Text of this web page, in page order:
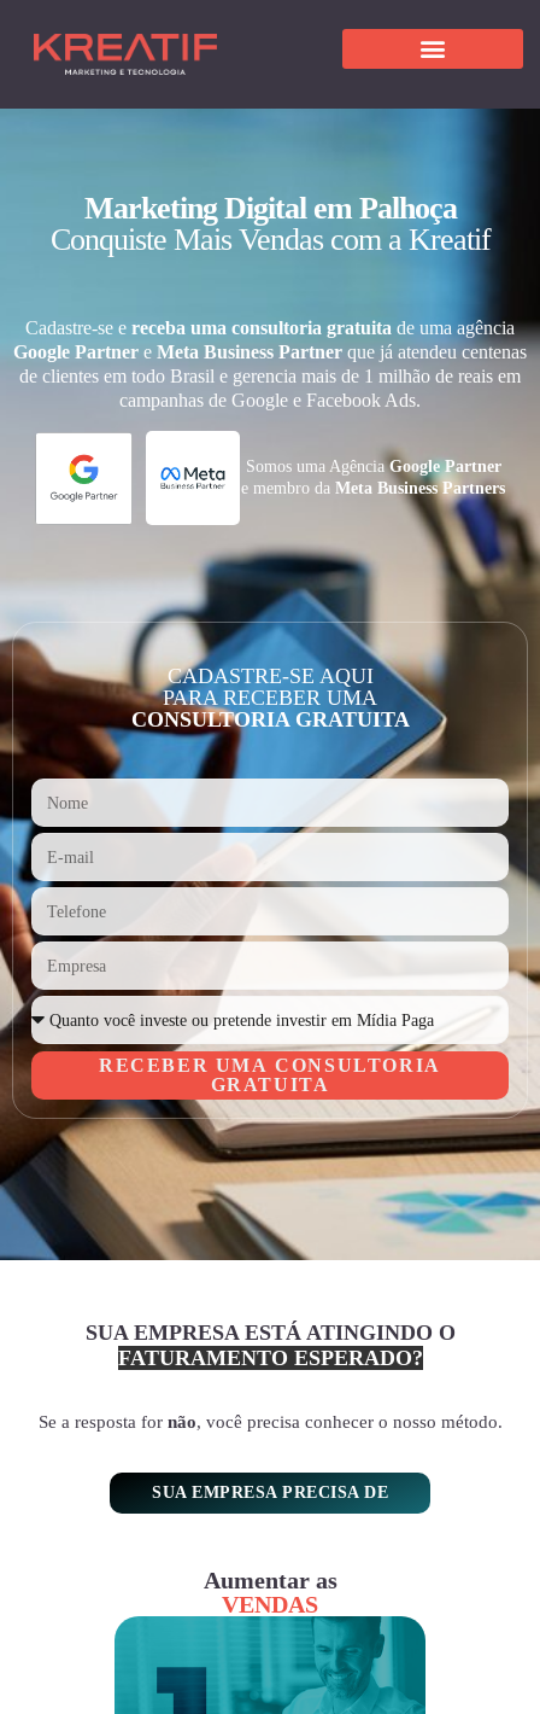
Marketing Digital em Palhoça
Conquiste Mais Vendas com a Kreatif
Cadastre-se e receba uma consultoria gratuita de uma agência
Google Partner e Meta Business Partner que já atendeu centenas
de clientes em todo Brasil e gerencia mais de 1 milhão de reais em
campanhas de Google e Facebook Ads.
Somos uma AgênciaGoogle Partner
e membro daMeta Business Partners
CADASTRE-SE AQUI
PARA RECEBER UMA
CONSULTORIA GRATUITA
RECEBER UMA CONSULTORIA
GRATUITA
SUA EMPRESA ESTÁ ATINGINDO O
FATURAMENTO ESPERADO?
Se a resposta for não, você precisa conhecer o nosso método.
SUA EMPRESA PRECISA DE
Aumentar as
VENDAS